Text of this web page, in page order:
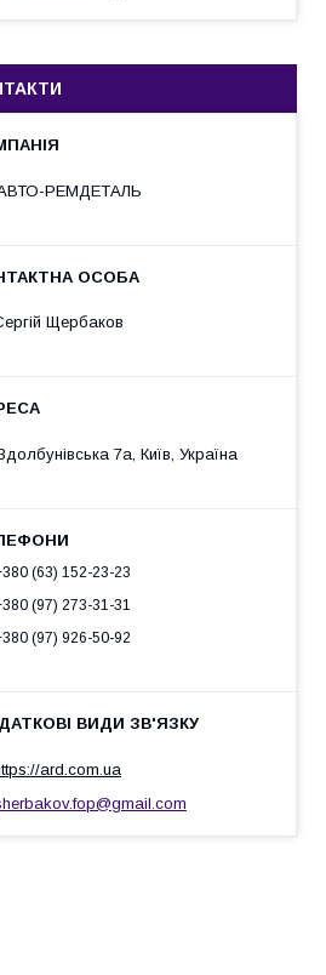
РЕМДЕТАЛЬ
Щербаков
7а, Київ, Україна
(63) 152-23-23
(97) 273-31-31
(97) 926-50-92
ard.com.ua